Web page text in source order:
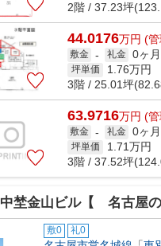
2階 / 37.23坪
44.0176万円 (
敷金 - 礼金 0ヶ月
坪単価 1.76万円
3階 / 25.01坪
63.9716万円 (
敷金 - 礼金 0ヶ月
坪単価 1.71万円
3階 / 37.52坪
中埜金山ビル【 名古屋の貸事務所・
敷0 礼0